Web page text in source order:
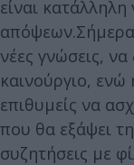
είναι κατάλληλη
απόψεων.Σήμερα
νέες γνώσεις, να
καινούργιο, ενώ
επιθυμείς να
που θα εξάψει
συζητήσεις με